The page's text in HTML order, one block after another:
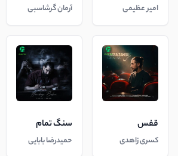
امیر عظیمی آرمان گرشاسبی
قفس
کسری زاهدی
سنگ تمام
حمیدرضا بابایی